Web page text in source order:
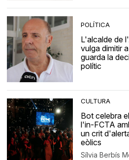
POLÍTICA
L'alcalde de
vulga dimitir
guarda la
polític
CULTURA
Bot celebra
l'in-FCTA
un crit
eòlics
Sílvia Berbís